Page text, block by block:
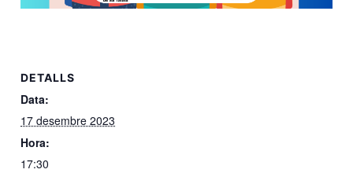
DETALLS
Data:
17 desembre 2023
Hora:
17:30